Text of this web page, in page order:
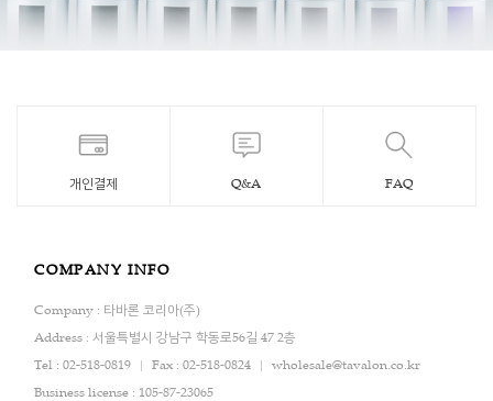
개인결제 Q&A FAQ
COMPANY INFO
Company : 타바론 코리아(주)
Address : 서울특별시 강남구 학동로56길 47 2층
Tel : 02-518-0819
Fax : 02-518-0824
wholesale@tavalon.co.kr
Business license : 105-87-23065